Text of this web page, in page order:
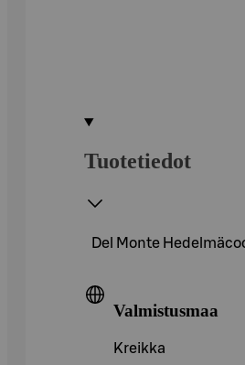
Tuotetiedot
Del Monte
Valmistusmaa
Kreikka